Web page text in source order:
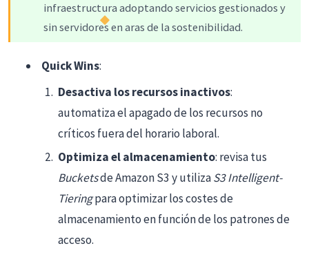
infraestructura adoptando servicios gestionados y
sin servidores en aras de la sostenibilidad.
Quick Wins:
Desactiva los recursos inactivos:
automatiza el apagado de los recursos no
críticos fuera del horario laboral.
Optimiza el almacenamiento: revisa tus
Bucketsde Amazon S3 y utilizaS3 Intelligent-
Tieringpara optimizar los costes de
almacenamiento en función de los patrones de
acceso.